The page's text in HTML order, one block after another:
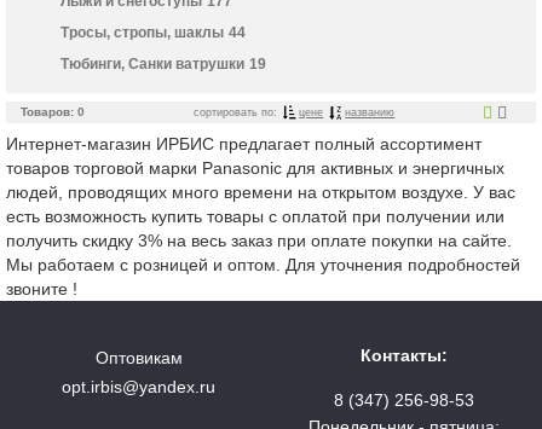
Тросы, стропы, шаклы 44
Тюбинги, Санки ватрушки 19
Товаров: 0 сортировать по: цене названию
Интернет-магазин ИРБИС предлагает полный ассортимент
товаров торговой марки Panasonic для активных и энергичных
людей, проводящих много времени на открытом воздухе. У вас
есть возможность купить товары с оплатой при получении или
получить скидку 3% на весь заказ при оплате покупки на сайте.
Мы работаем с розницей и оптом. Для уточнения подробностей
звоните !
Оптовикам
opt.irbis@yandex.ru
Контакты:
8 (347) 256-98-53